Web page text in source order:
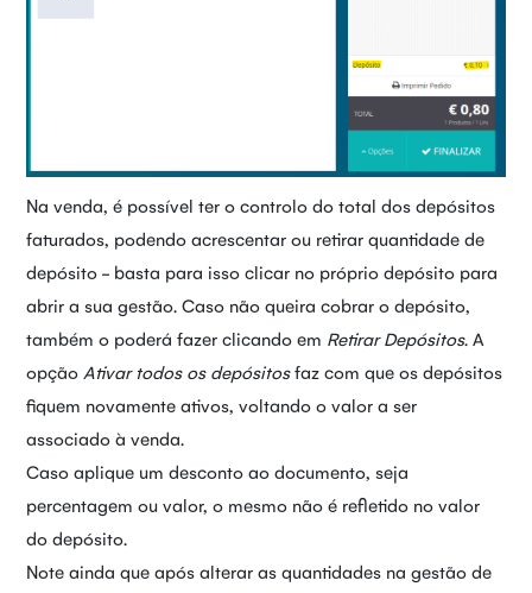
Na venda, é possível ter o controlo do total dos depósitos
faturados, podendo acrescentar ou retirar quantidade de
depósito - basta para isso clicar no próprio depósito para
abrir a sua gestão. Caso não queira cobrar o depósito,
também o poderá fazer clicando em Retirar Depósitos. A
opção Ativar todos os depósitosfaz com que os depósitos
fiquem novamente ativos, voltando o valor a ser
associado à venda.
Caso aplique um desconto ao documento, seja
percentagem ou valor, o mesmo não é refletido no valor
do depósito.
Note ainda que após alterar as quantidades na gestão de